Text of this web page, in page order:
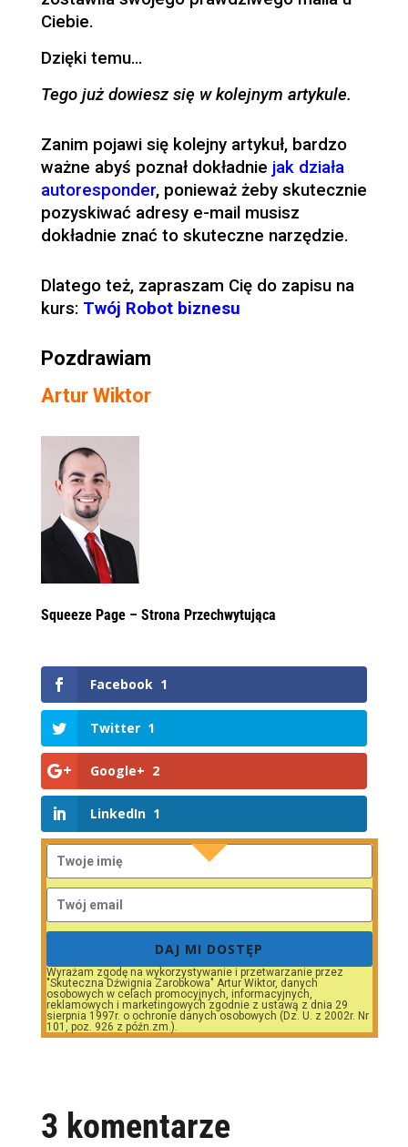
Ciebie.
Dzięki temu…
Tego już dowiesz się w kolejnym artykule.
Zanim pojawi się kolejny artykuł, bardzo
ważne abyś poznał dokładnie jak działa
autoresponder, ponieważ żeby skutecznie
pozyskiwać adresy e-mail musisz
dokładnie znać to skuteczne narzędzie.
Dlatego też, zapraszam Cię do zapisu na
kurs: Twój Robot biznesu
Pozdrawiam
Artur Wiktor
Squeeze Page – Strona Przechwytująca
Facebook 1
Twitter 1
Google+ 2
LinkedIn 1
DAJ MI DOSTĘP
Wyrażam zgodę na wykorzystywanie i przetwarzanie przez
"Skuteczna Dźwignia Zarobkowa" Artur Wiktor, danych
osobowych w celach promocyjnych, informacyjnych,
reklamowych i marketingowych zgodnie z ustawą z dnia 29
sierpnia 1997r. o ochronie danych osobowych (Dz. U. z 2002r. Nr
101, poz. 926 z późn.zm.).
3 komentarze